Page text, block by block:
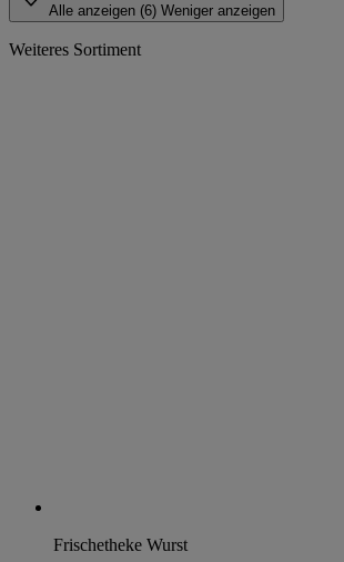
Alle anzeigen (6) Weniger anzeigen
Weiteres Sortiment
Frischetheke Wurst